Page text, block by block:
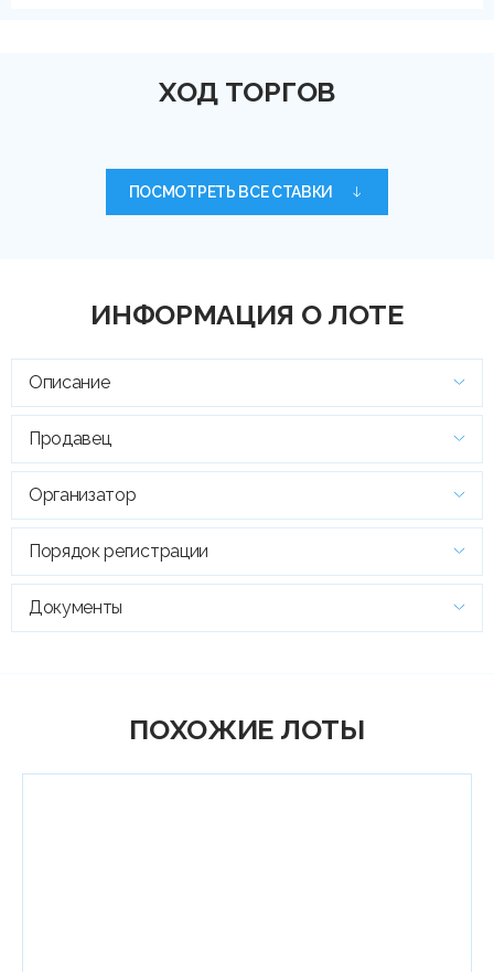
ХОД ТОРГОВ
ПОСМОТРЕТЬ ВСЕ СТАВКИ
ИНФОРМАЦИЯ О ЛОТЕ
Описание
Продавец
Организатор
Порядок регистрации
Документы
ПОХОЖИЕ ЛОТЫ